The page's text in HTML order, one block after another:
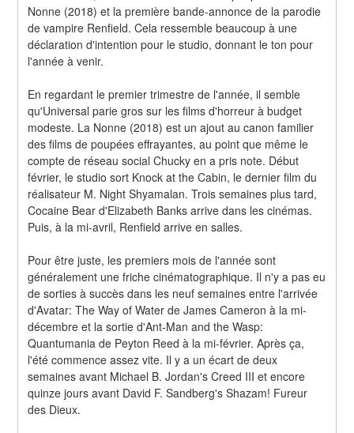
Nonne (2018) et la première bande-annonce de la parodie
de vampire Renfield. Cela ressemble beaucoup à une
déclaration d'intention pour le studio, donnant le ton pour
l'année à venir.
En regardant le premier trimestre de l'année, il semble
qu'Universal parie gros sur les films d'horreur à budget
modeste. La Nonne (2018) est un ajout au canon familier
des films de poupées effrayantes, au point que même le
compte de réseau social Chucky en a pris note. Début
février, le studio sort Knock at the Cabin, le dernier film du
réalisateur M. Night Shyamalan. Trois semaines plus tard,
Cocaine Bear d'Elizabeth Banks arrive dans les cinémas.
Puis, à la mi-avril, Renfield arrive en salles.
Pour être juste, les premiers mois de l'année sont
généralement une friche cinématographique. Il n'y a pas eu
de sorties à succès dans les neuf semaines entre l'arrivée
d'Avatar: The Way of Water de James Cameron à la mi-
décembre et la sortie d'Ant-Man and the Wasp:
Quantumania de Peyton Reed à la mi-février. Après ça,
l'été commence assez vite. Il y a un écart de deux
semaines avant Michael B. Jordan's Creed III et encore
quinze jours avant David F. Sandberg's Shazam! Fureur
des Dieux.